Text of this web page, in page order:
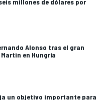
Alonso tras el gran
en Hungría
un objetivo importante para